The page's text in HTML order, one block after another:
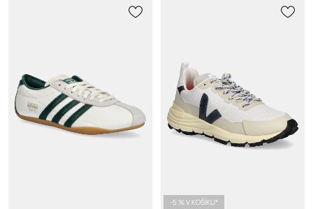
-5 % V KOŠÍKU*